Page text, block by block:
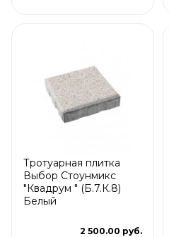
Тротуарная плитка
Выбор Стоунмикс
"Квадрум " (Б.7.К.8)
Белый
2 500.00 руб.